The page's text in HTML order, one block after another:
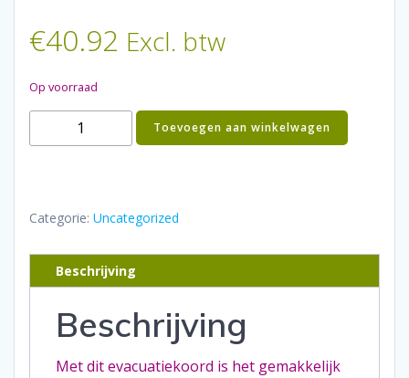
€40.92 Excl. btw
Op voorraad
Evacuatiekoord
aantal
Toevoegen aan winkelwagen
Categorie: Uncategorized
Beschrijving
Beschrijving
Met dit evacuatiekoord is het gemakkelijk